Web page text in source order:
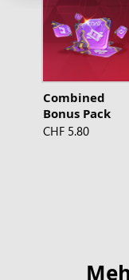
Combined
Bonus Pack
CHF 5.80